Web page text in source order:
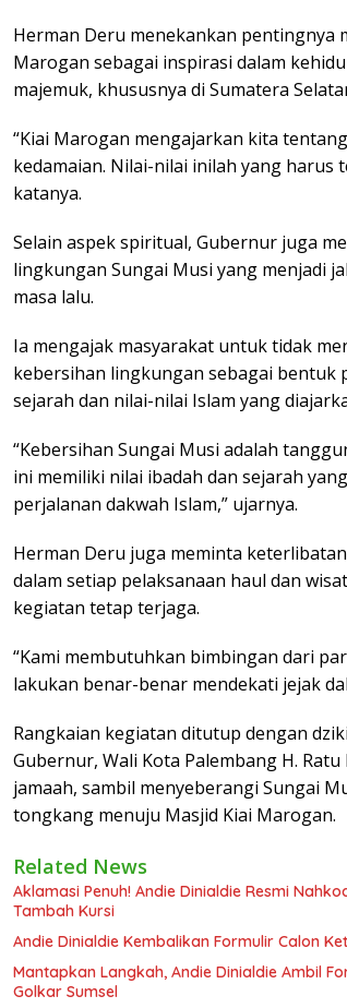
Herman Deru menekankan pentingnya
Marogan sebagai inspirasi dalam
majemuk, khususnya di Sumatera
“Kiai Marogan mengajarkan kita
kedamaian. Nilai-nilai inilah yang harus
katanya.
Selain aspek spiritual, Gubernur juga
lingkungan Sungai Musi yang menjadi
masa lalu.
Ia mengajak masyarakat untuk tidak
kebersihan lingkungan sebagai bentuk
sejarah dan nilai-nilai Islam yang
“Kebersihan Sungai Musi adalah
ini memiliki nilai ibadah dan sejarah
perjalanan dakwah Islam,” ujarnya.
Herman Deru juga meminta
dalam setiap pelaksanaan haul dan
kegiatan tetap terjaga.
“Kami membutuhkan bimbingan dari
lakukan benar-benar mendekati jejak
Rangkaian kegiatan ditutup dengan
Gubernur, Wali Kota Palembang H.
jamaah, sambil menyeberangi Sungai
tongkang menuju Masjid Kiai Marogan.
Related News
Aklamasi Penuh! Andie Dinialdie Resmi
Tambah Kursi
Andie Dinialdie Kembalikan Formulir Calon
Mantapkan Langkah, Andie Dinialdie Ambil
Golkar Sumsel